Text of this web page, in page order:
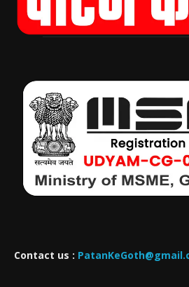
Contact us :